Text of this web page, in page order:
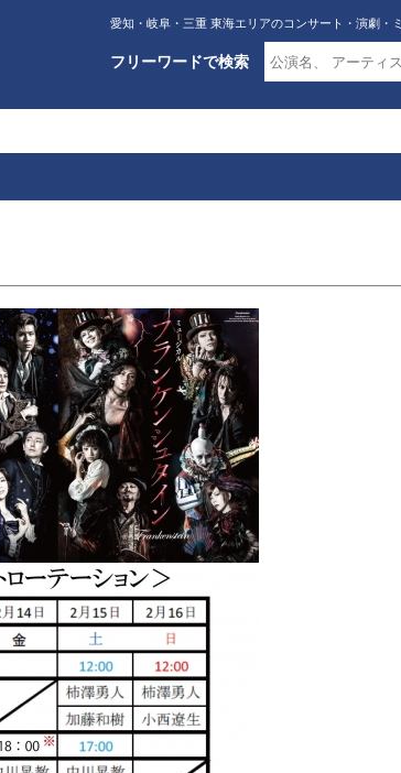
愛知・岐阜・三重 東海エリアのコンサート・演劇・
フリーワードで検索